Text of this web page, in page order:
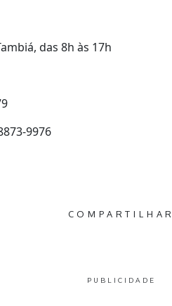
das 8h às 17h
9976
COMPARTILHAR
PUBLICIDADE